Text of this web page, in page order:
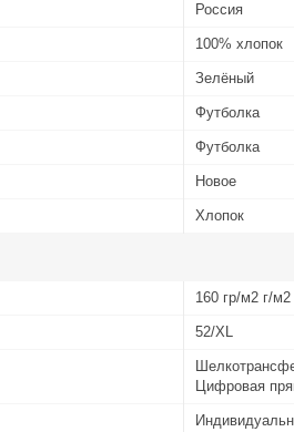
Россия
100% хлопок
Зелёный
Футболка
Футболка
Новое
Хлопок
160 гр/м2 г/м2
52/XL
Цифровая